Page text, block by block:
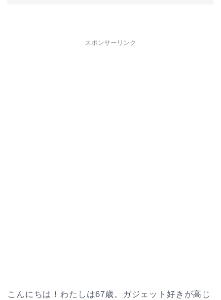
スポンサーリンク
こんにちは！わたしは67歳。ガジェット好きが高じ